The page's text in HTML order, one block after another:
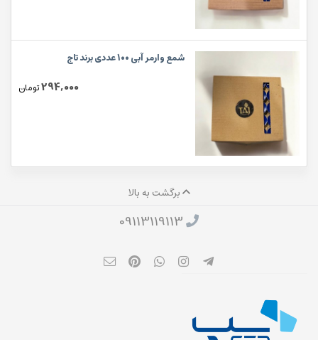
شمع وارمر آبی 100 عددی برند تاج
294,000تومان
برگشت به بالا
09113119113